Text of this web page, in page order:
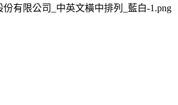
份有限公司_中英文橫中排列_藍白-1.png